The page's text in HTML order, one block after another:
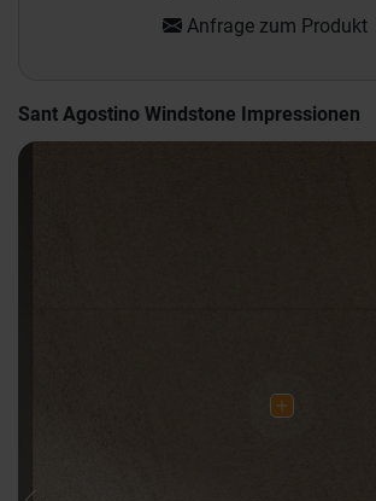
Anfrage zum Produkt
Sant Agostino Windstone Impressionen